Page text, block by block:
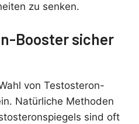
zu senken.
Booster sicher
von Testosteron-
Natürliche Methoden
sind oft